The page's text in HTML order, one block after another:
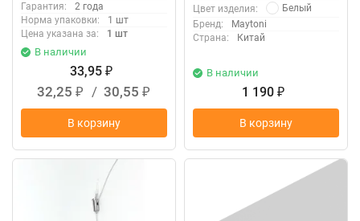
Гарантия:
2 года
Норма упаковки:
1 шт
Цена указана за:
1 шт
В наличии
33,95 ₽
32,25 ₽ / 30,55 ₽
В корзину
Цвет изделия:
Белый
Бренд:
Maytoni
Страна:
Китай
В наличии
1 190 ₽
В корзину